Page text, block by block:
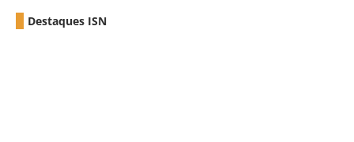
Destaques ISN